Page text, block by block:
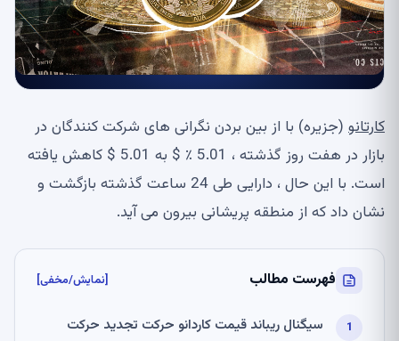
کارتانو (جزیره) با از بین بردن نگرانی های شرکت کنندگان در
بازار در هفت روز گذشته ، 5.01 ٪ $ به 5.01 $ کاهش یافته
است. با این حال ، دارایی طی 24 ساعت گذشته بازگشت و
نشان داد که از منطقه پریشانی بیرون می آید.
فهرست مطالب [نمایش/مخفی]
سیگنال ریباند قیمت کاردانو حرکت تجدید حرکت